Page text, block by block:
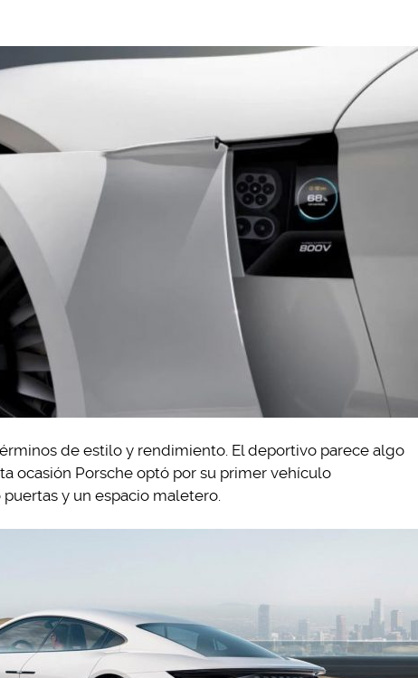
de estilo y rendimiento. El deportivo parece algo
ocasión Porsche optó por su primer vehículo
y un espacio maletero.